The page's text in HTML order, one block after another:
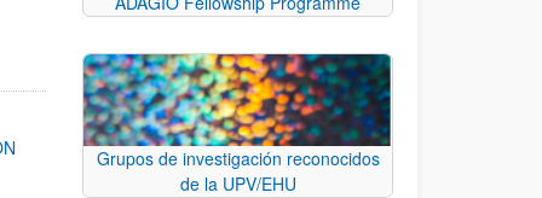
Grupos de investigación reconocidos
de la UPV/EHU